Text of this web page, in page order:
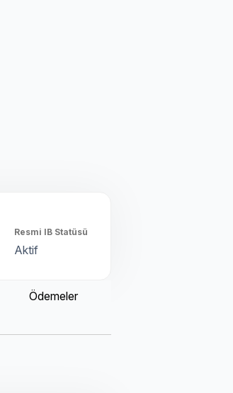
Resmi IB Statüsü
Aktif
Ödemeler